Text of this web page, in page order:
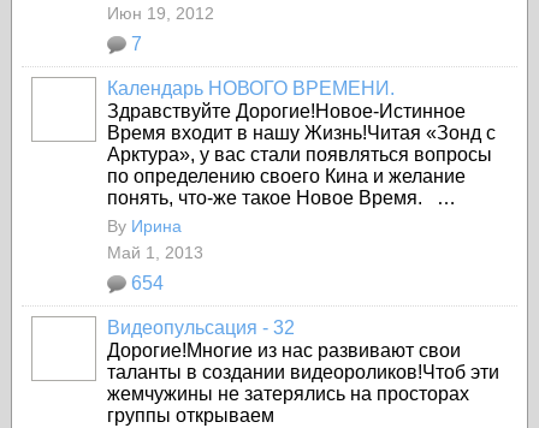
Июн 19, 2012
7
Календарь НОВОГО ВРЕМЕНИ.
Здравствуйте Дорогие!Новое-Истинное
Время входит в нашу Жизнь!Читая «Зонд с
Арктура», у вас стали появляться вопросы
по определению своего Кина и желание
понять, что-же такое Новое Время. …
By Ирина
Май 1, 2013
654
Видеопульсация - 32
Дорогие!Многие из нас развивают свои
таланты в создании видеороликов!Чтоб эти
жемчужины не затерялись на просторах
группы открываем